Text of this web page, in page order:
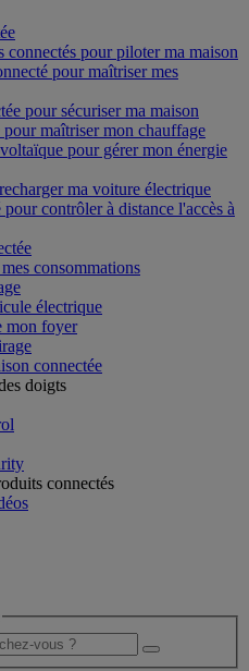
connectés pour piloter ma maison
pour maîtriser mes
pour sécuriser ma maison
maîtriser mon chauffage
pour gérer mon énergie
ma voiture électrique
contrôler à distance l'accès à
consommations
électrique
mon foyer
connectée
doigts
connectés